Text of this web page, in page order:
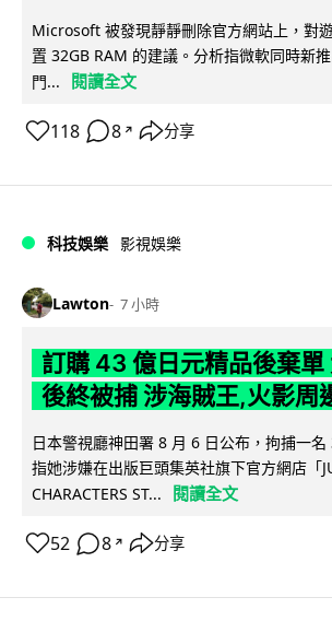
Microsoft 被發現靜靜刪除官方網站上，對
置 32GB RAM 的建議。分析指微軟同時新
門...
閱讀全文
118 8 ↗ 分享
科技娛樂 影視娛樂
Lawton 7 小時
訂購 43 億日元精品後棄單
後終被捕 涉海賊王,火影周
日本警視廳神田署 8 月 6 日公布，拘捕一名
指她涉嫌在出版巨頭集英社旗下官方網店「
CHARACTERS ST...
閱讀全文
52 8 ↗ 分享